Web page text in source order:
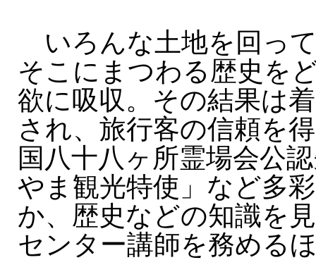
いろんな土地を回っ
そこにまつわる歴史を
欲に吸収。その結果は
され、旅行客の信頼を
国八十八ヶ所霊場会公
やま観光特使」など多
か、歴史などの知識を
センター講師を務める